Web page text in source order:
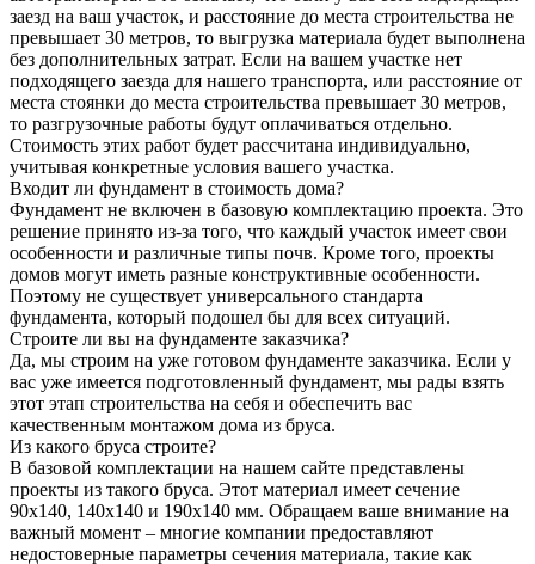
заезд на ваш участок, и расстояние до места строительства не
превышает 30 метров, то выгрузка материала будет выполнена
без дополнительных затрат. Если на вашем участке нет
подходящего заезда для нашего транспорта, или расстояние от
места стоянки до места строительства превышает 30 метров,
то разгрузочные работы будут оплачиваться отдельно.
Стоимость этих работ будет рассчитана индивидуально,
учитывая конкретные условия вашего участка.
Входит ли фундамент в стоимость дома?
Фундамент не включен в базовую комплектацию проекта. Это
решение принято из-за того, что каждый участок имеет свои
особенности и различные типы почв. Кроме того, проекты
домов могут иметь разные конструктивные особенности.
Поэтому не существует универсального стандарта
фундамента, который подошел бы для всех ситуаций.
Строите ли вы на фундаменте заказчика?
Да, мы строим на уже готовом фундаменте заказчика. Если у
вас уже имеется подготовленный фундамент, мы рады взять
этот этап строительства на себя и обеспечить вас
качественным монтажом дома из бруса.
Из какого бруса строите?
В базовой комплектации на нашем сайте представлены
проекты из такого бруса. Этот материал имеет сечение
90x140, 140x140 и 190x140 мм. Обращаем ваше внимание на
важный момент – многие компании предоставляют
недостоверные параметры сечения материала, такие как